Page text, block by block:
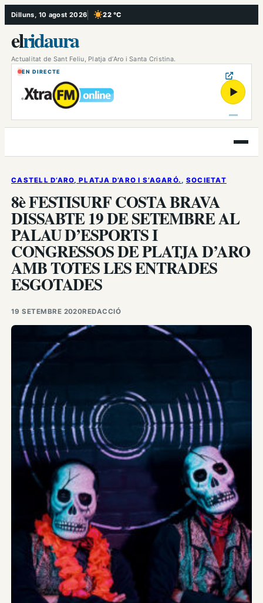
Vés
al
contingut
Dilluns, 10 agost 2026 22 °C
, Cel serè
elridaura
Actualitat de Sant Feliu, Platja d’Aro i Santa Cristina.
EN DIRECTE
▶
Obre
el
CASTELL D’ARO, PLATJA D’ARO I S’AGARÓ. , SOCIETAT
8è FESTISURF COSTA BRAVA
DISSABTE 19 DE SETEMBRE AL
PALAU D’ESPORTS I
CONGRESSOS DE PLATJA D’ARO
AMB TOTES LES ENTRADES
ESGOTADES
19 SETEMBRE 2020REDACCIÓ